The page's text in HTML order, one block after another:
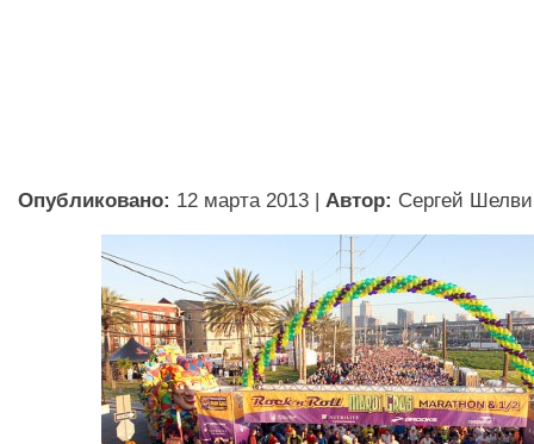
Опубликовано: 12 марта 2013 | Автор: Сергей